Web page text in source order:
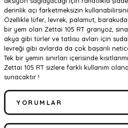
derinlik açı farketmeksizin
Özellikle lüfer, levrek, palamut,
bir yem olan Zettai 105 RT granyoz,
akya gibi türler ve tatlısu avları için
levreği gibi avlarda da çok başarılı
Tek bir yemin sınırları içerisinde
Zettai 105 RT sizlere farklı kullanım
sunacaktır !
YORUMLAR